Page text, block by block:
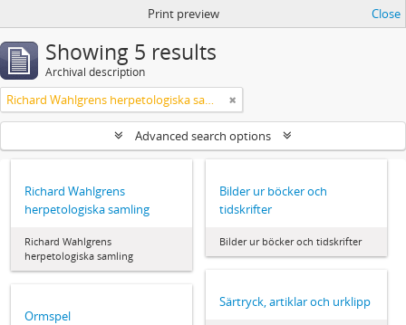
Print preview Close
Showing 5 results
Archival description
Richard Wahlgrens herpetologiska samling
Advanced search options
Richard Wahlgrens
herpetologiska samling
Richard Wahlgrens
herpetologiska samling
Bilder ur böcker och
tidskrifter
Bilder ur böcker och tidskrifter
Särtryck, artiklar och urklipp
Ormspel